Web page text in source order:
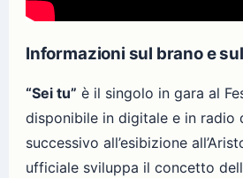
Informazioni sul brano e
“Sei tu” è il singolo in gara al
disponibile in digitale e in radio
successivo all’esibizione
ufficiale sviluppa il concetto